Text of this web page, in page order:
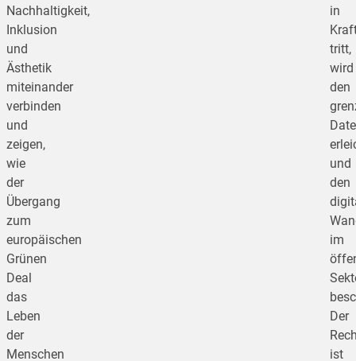
Nachhaltigkeit,
Inklusion
und
Ästhetik
miteinander
verbinden
und
zeigen,
wie
der
Übergang
zum
europäischen
Grünen
Deal
das
Leben
der
Menschen
in
tritt,
wird
den
und
den
im
Der
ist